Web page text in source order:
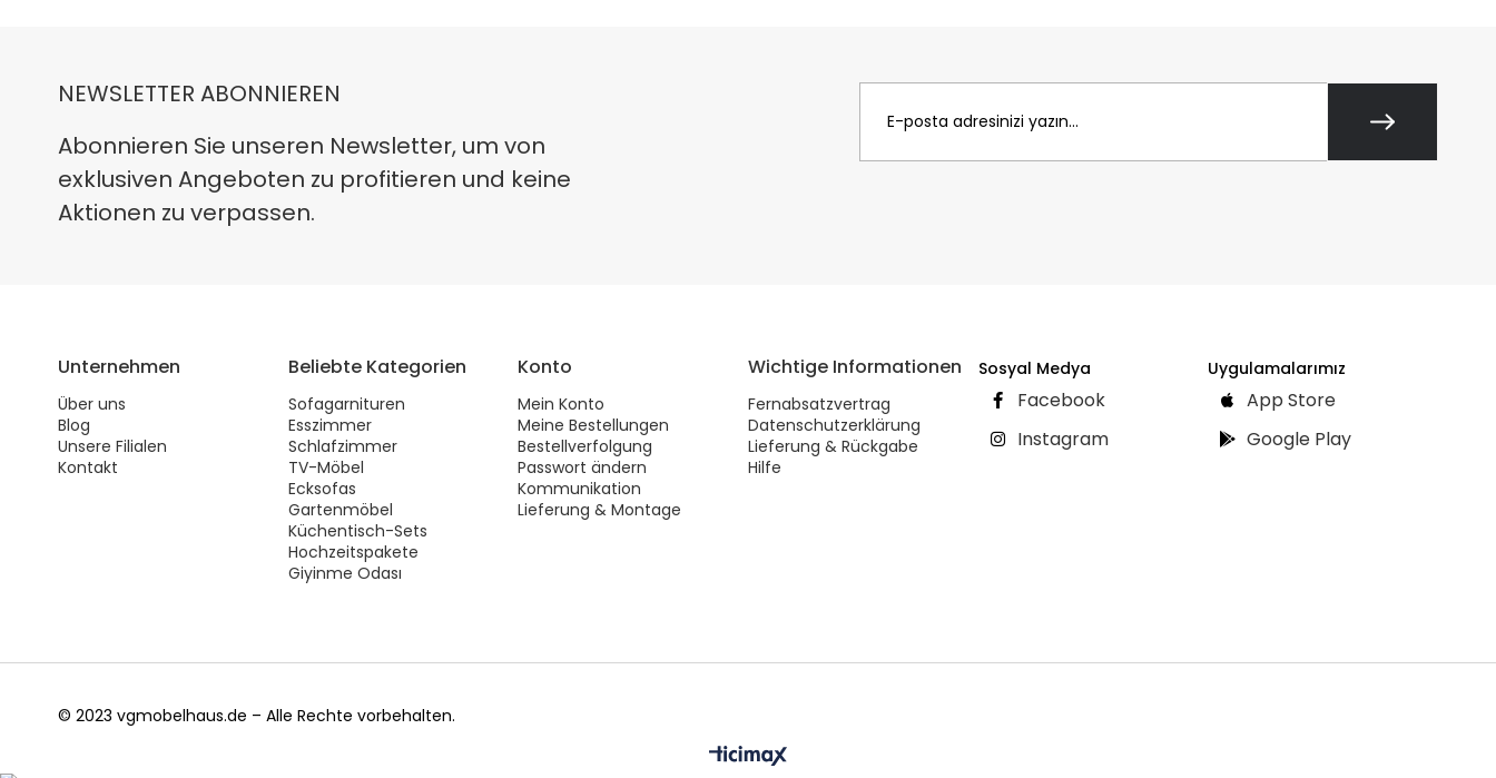
NEWSLETTER ABONNIEREN
Abonnieren Sie unseren Newsletter, um von
exklusiven Angeboten zu profitieren und keine
Aktionen zu verpassen.
Unternehmen
Über uns
Blog
Unsere Filialen
Kontakt
Beliebte Kategorien
Sofagarnituren
Esszimmer
Schlafzimmer
TV-Möbel
Ecksofas
Gartenmöbel
Küchentisch-Sets
Hochzeitspakete
Giyinme Odası
Konto
Mein Konto
Meine Bestellungen
Bestellverfolgung
Passwort ändern
Kommunikation
Lieferung & Montage
Wichtige Informationen
Fernabsatzvertrag
Datenschutzerklärung
Lieferung & Rückgabe
Hilfe
Sosyal Medya
Facebook
Instagram
Uygulamalarımız
App Store
Google Play
© 2023 vgmobelhaus.de – Alle Rechte vorbehalten.